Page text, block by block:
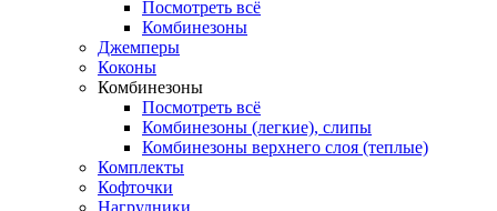
Посмотреть всё
Комбинезоны
Джемперы
Коконы
Комбинезоны
Посмотреть всё
Комбинезоны (легкие), слипы
Комбинезоны верхнего слоя (теплые)
Комплекты
Кофточки
Нагрудники